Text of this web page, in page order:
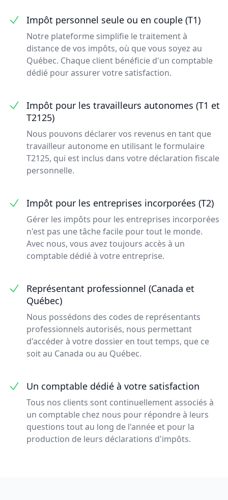
Impôt personnel seule ou en couple (T1)
Notre plateforme simplifie le traitement à
distance de vos impôts, où que vous soyez au
Québec. Chaque client bénéficie d'un comptable
dédié pour assurer votre satisfaction.
Impôt pour les travailleurs autonomes (T1 et
T2125)
Nous pouvons déclarer vos revenus en tant que
travailleur autonome en utilisant le formulaire
T2125, qui est inclus dans votre déclaration fiscale
personnelle.
Impôt pour les entreprises incorporées (T2)
Gérer les impôts pour les entreprises incorporées
n'est pas une tâche facile pour tout le monde.
Avec nous, vous avez toujours accès à un
comptable dédié à votre entreprise.
Représentant professionnel (Canada et
Québec)
Nous possédons des codes de représentants
professionnels autorisés, nous permettant
d'accéder à votre dossier en tout temps, que ce
soit au Canada ou au Québec.
Un comptable dédié à votre satisfaction
Tous nos clients sont continuellement associés à
un comptable chez nous pour répondre à leurs
questions tout au long de l'année et pour la
production de leurs déclarations d'impôts.